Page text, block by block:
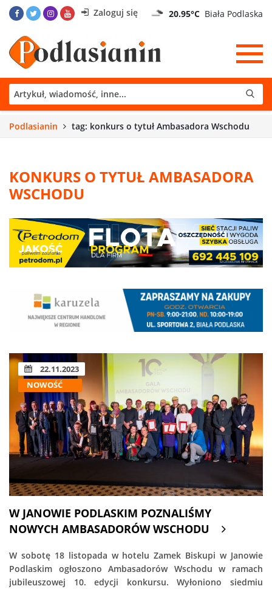
Zaloguj się 20.95°C Biała Podlaska
Podlasianin tag: konkurs o tytuł Ambasadora Wschodu
KONKURS O TYTUŁ AMBASADORA
WSCHODU
22.11.2023
NOWOŚĆ
W JANOWIE PODLASKIM POZNALIŚMY
NOWYCH AMBASADORÓW WSCHODU
W sobotę 18 listopada w hotelu Zamek Biskupi w Janowie
Podlaskim ogłoszono Ambasadorów Wschodu w ramach
jubileuszowej 10. edycji konkursu. Wyłoniono siedmiu